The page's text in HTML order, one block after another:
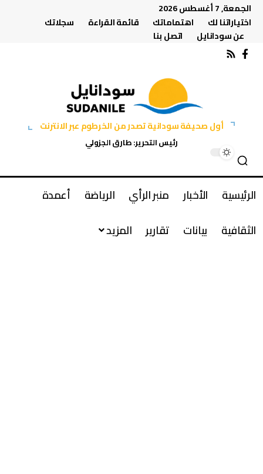
الجمعة, 7 أغسطس 2026
اختياراتنا لك
اهتماماتك قائمة القراءة
سجلاتك
عن سودانايل
اتصل بنا
أول صحيفة سودانية تصدر من الخرطوم عبر الانترنت
رئيس التحرير: طارق الجزولي
الرئيسية الأخبار منبر الرأي الرياضة
أعمدة
الثقافية
بيانات تقارير المزيد